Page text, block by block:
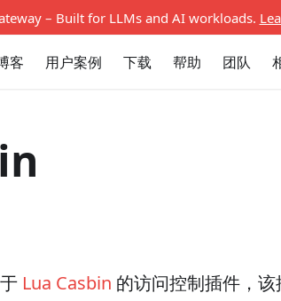
– Built for LLMs and AI workloads.
客 用户案例 下载 帮助 团队
Lua Casbin 的访问控制插件，